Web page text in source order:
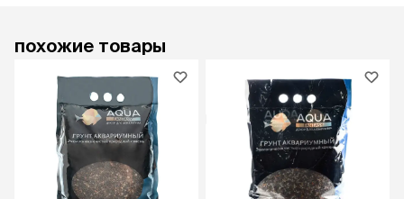
похожие товары